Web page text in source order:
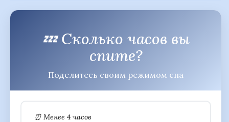
💤 Сколько часов вы
спите?
Поделитесь своим режимом сна
⏰ Менее 4 часов